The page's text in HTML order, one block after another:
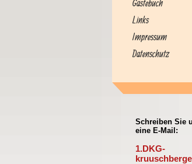
Gästebuch
Links
Impressum
Datenschutz
Schreiben Sie
eine E-Mail:
1.DKG-